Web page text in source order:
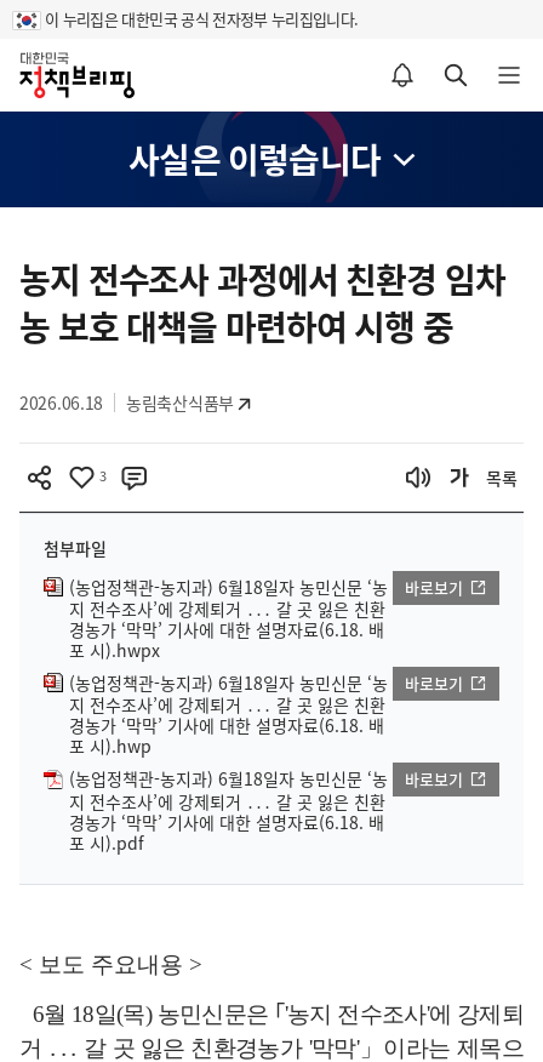
이 누리집은 대한민국 공식 전자정부 누리집입니다.
홈
알림설정 바로가기 검색 바로가기 메뉴 열기
사실은 이렇습니다
텐
츠
영
농지 전수조사 과정에서 친환경 임차
농 보호 대책을 마련하여 시행 중
2026.06.18 농림축산식품부
3 목록
첨부파일
(농업정책관-농지과) 6월18일자 농민신문 ‘농
지 전수조사’에 강제퇴거 ․․․ 갈 곳 잃은 친환
경농가 ‘막막’ 기사에 대한 설명자료(6.18. 배
포 시).hwpx
바로보기
(농업정책관-농지과) 6월18일자 농민신문 ‘농
지 전수조사’에 강제퇴거 ․․․ 갈 곳 잃은 친환
경농가 ‘막막’ 기사에 대한 설명자료(6.18. 배
포 시).hwp
바로보기
(농업정책관-농지과) 6월18일자 농민신문 ‘농
지 전수조사’에 강제퇴거 ․․․ 갈 곳 잃은 친환
경농가 ‘막막’ 기사에 대한 설명자료(6.18. 배
포 시).pdf
바로보기
< 보도 주요내용 >
6월 18일(목) 농민신문은 ｢'농지 전수조사'에 강제퇴
거 ․․․ 갈 곳 잃은 친환경농가 '막막'」 이라는 제목으